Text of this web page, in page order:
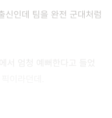
신인데 팀을 완전 군대처럼
서 엄청 예뻐한다고 들었